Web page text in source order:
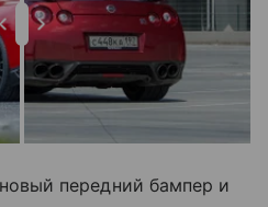
передний бампер и